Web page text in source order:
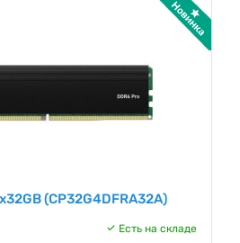
(CP32G4DFRA32A)
Есть на складе